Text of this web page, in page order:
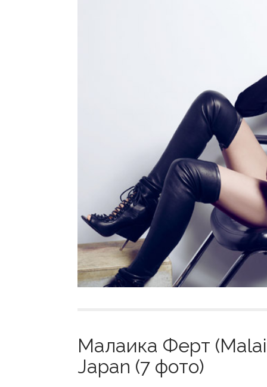
Малаика Ферт
Japan (7 фото)